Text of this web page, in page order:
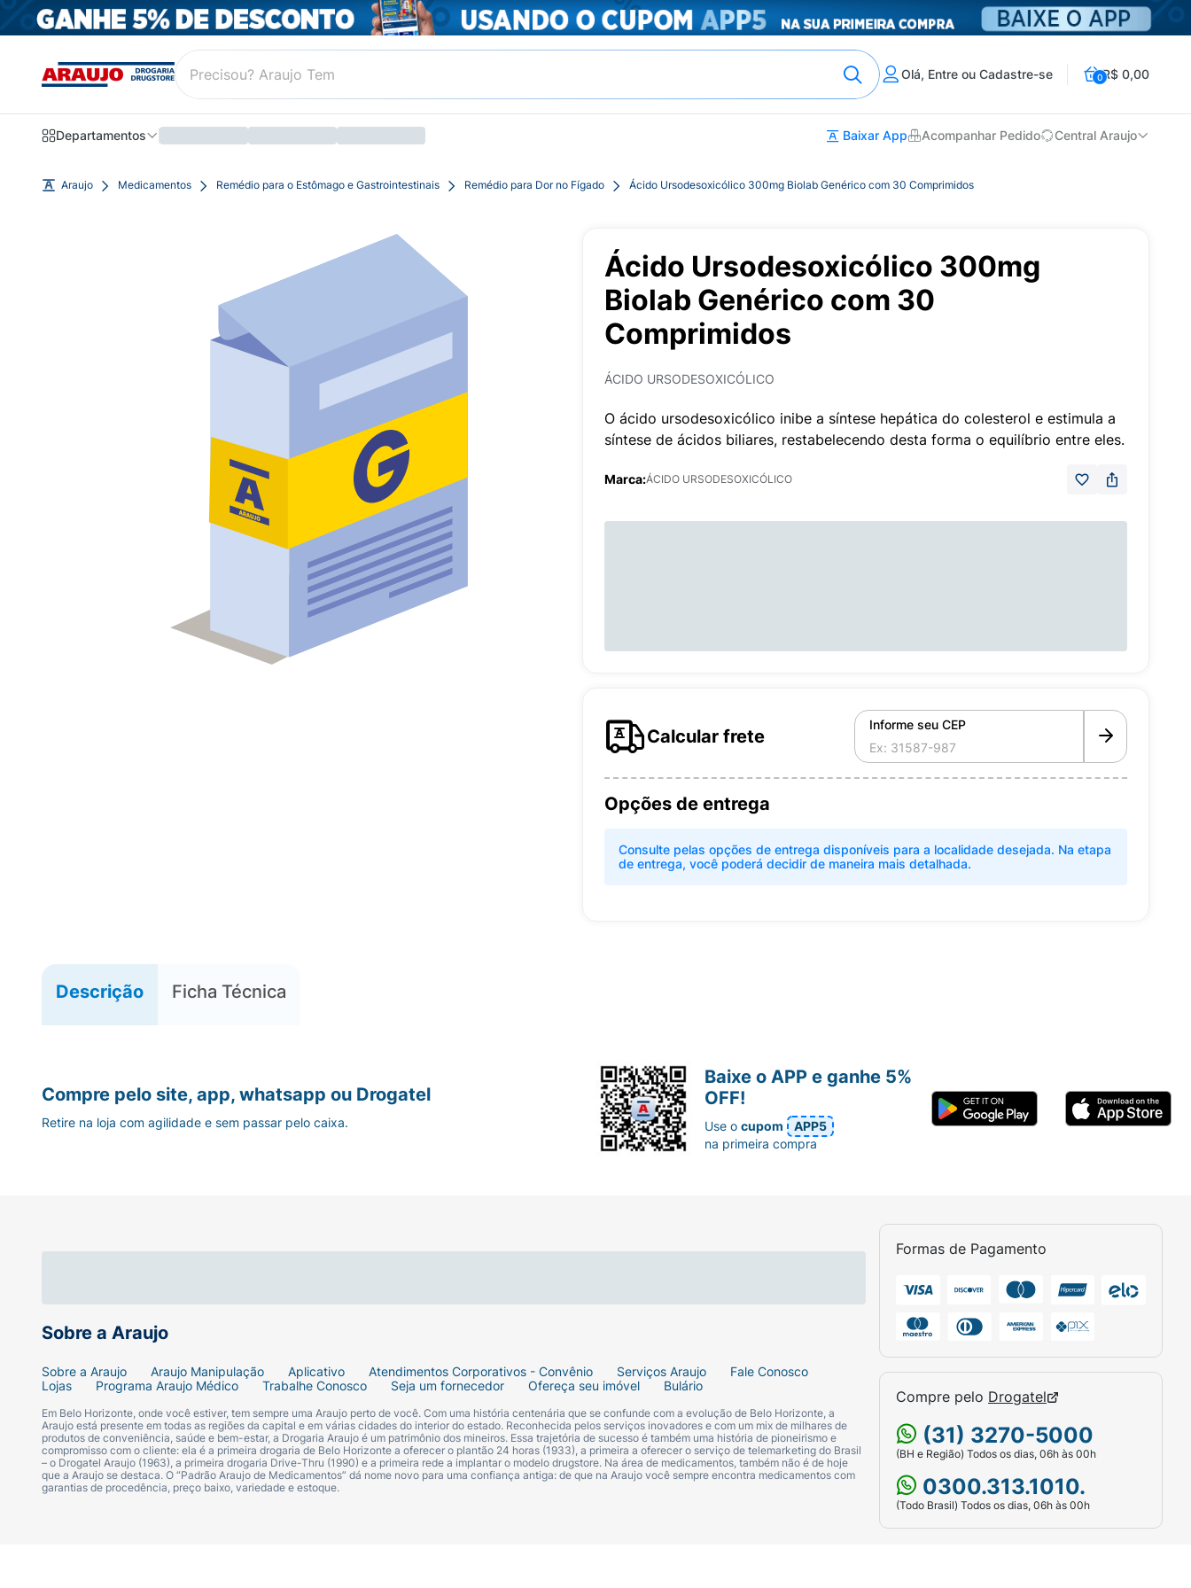
Olá, Entre ou Cadastre-se 0R$ 0,00
Departamentos Baixar App Acompanhar Pedido Central Araujo
Araujo Medicamentos Remédio para o Estômago e Gastrointestinais Remédio para Dor no Fígado Ácido Ursodesoxicólico 300mg Biolab Genérico com 30 Comprimidos
Ácido Ursodesoxicólico 300mg
Biolab Genérico com 30
Comprimidos
ÁCIDO URSODESOXICÓLICO
O ácido ursodesoxicólico inibe a síntese hepática do colesterol e estimula a
síntese de ácidos biliares, restabelecendo desta forma o equilíbrio entre eles.
Marca:ÁCIDO URSODESOXICÓLICO
Calcular frete
Informe seu CEP
Opções de entrega
Consulte pelas opções de entrega disponíveis para a localidade desejada. Na etapa
de entrega, você poderá decidir de maneira mais detalhada.
Descrição Ficha Técnica
Sobre a Araujo
Sobre a Araujo Araujo Manipulação Aplicativo Atendimentos Corporativos - Convênio Serviços Araujo
Fale Conosco
Lojas
Programa Araujo Médico Trabalhe Conosco Seja um fornecedor Ofereça seu imóvel Bulário
Em Belo Horizonte, onde você estiver, tem sempre uma Araujo perto de você. Com uma história centenária que se confunde com a evolução de Belo Horizonte, a
Araujo está presente em todas as regiões da capital e em várias cidades do interior do estado. Reconhecida pelos serviços inovadores e com um mix de milhares de
produtos de conveniência, saúde e bem-estar, a Drogaria Araujo é um patrimônio dos mineiros. Essa trajetória de sucesso é também uma história de pioneirismo e
compromisso com o cliente: ela é a primeira drogaria de Belo Horizonte a oferecer o plantão 24 horas (1933), a primeira a oferecer o serviço de telemarketing do Brasil
– o Drogatel Araujo (1963), a primeira drogaria Drive-Thru (1990) e a primeira rede a implantar o modelo drugstore. Na área de medicamentos, também não é de hoje
que a Araujo se destaca. O “Padrão Araujo de Medicamentos” dá nome novo para uma confiança antiga: de que na Araujo você sempre encontra medicamentos com
garantias de procedência, preço baixo, variedade e estoque.
Formas de Pagamento
Compre pelo Drogatel
(31) 3270-5000
(BH e Região) Todos os dias, 06h às 00h
0300.313.1010.
(Todo Brasil) Todos os dias, 06h às 00h
Compre pelo site, app, whatsapp ou Drogatel
Retire na loja com agilidade e sem passar pelo caixa.
Baixe o APP e ganhe 5%
OFF!
Use ocupom
APP5
na primeira compra